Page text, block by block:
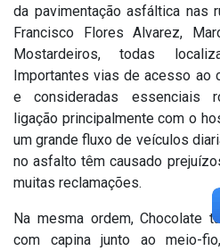
da pavimentação asfáltica nas
Francisco Flores Alvarez,
Mostardeiros, todas
Importantes vias de acesso ao
e consideradas essenciais
ligação principalmente com o
um grande fluxo de veículos
no asfalto têm causado
muitas reclamações.
Na mesma ordem, Chocolate
com capina junto ao meio-